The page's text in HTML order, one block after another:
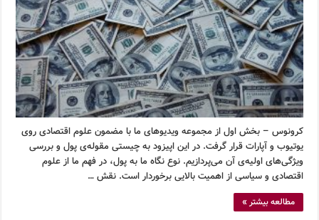
کرونوس – بخش اول از مجموعه ویدیوهای ما با مضمون علوم اقتصادی روی
یوتیوب و آپارات قرار گرفت. در این اپیزود به چیستی مقوله‌ی پول و بررسی
ویژگی‌های اولیه‌ی آن می‌پردازیم. نوع نگاه ما به پول، در فهم ما از علوم
اقتصادی و سیاسی از اهمیت بالایی برخوردار است. نقش …
مطالعه بیشتر »